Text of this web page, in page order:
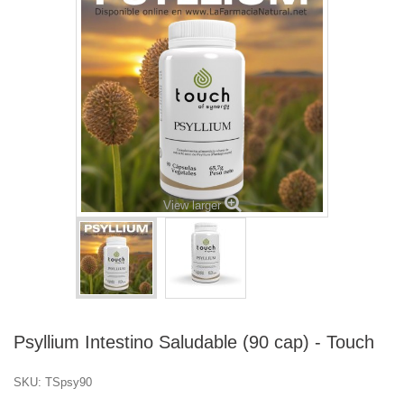
View larger
Psyllium Intestino Saludable (90 cap) - Touch
SKU: TSpsy90